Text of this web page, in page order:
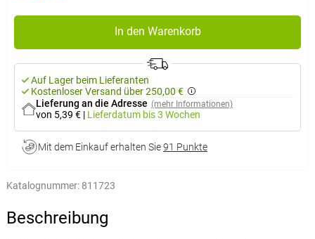
In den Warenkorb
Auf Lager beim Lieferanten
Kostenloser Versand über 250,00 €
Lieferung an die Adresse (mehr Informationen)
von 5,39 € | Lieferdatum bis 3 Wochen
Mit dem Einkauf erhalten Sie91 Punkte
Katalognummer: 811723
Beschreibung